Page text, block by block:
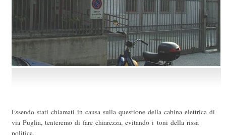
Essendo stati chiamati in causa sulla questione della cabina elettrica di
via Puglia, tenteremo di fare chiarezza, evitando i toni della rissa
politica.